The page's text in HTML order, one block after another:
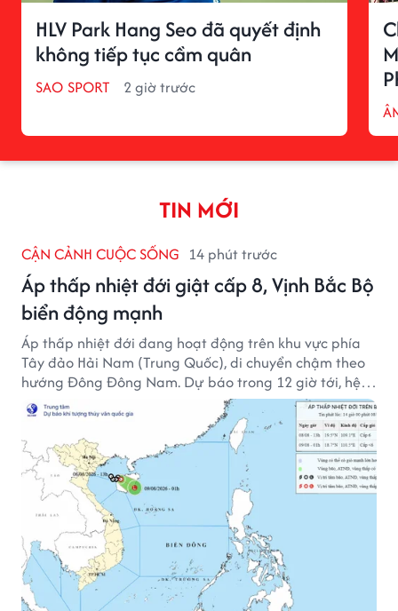
HLV Park Hang Seo đã quyết định
không tiếp tục cầm quân
SAO SPORT 2 giờ trước
TIN MỚI
CẬN CẢNH CUỘC SỐNG 14 phút trước
Áp thấp nhiệt đới giật cấp 8, Vịnh Bắc Bộ
biển động mạnh
Áp thấp nhiệt đới đang hoạt động trên khu vực phía
Tây đảo Hải Nam (Trung Quốc), di chuyển chậm theo
hướng Đông Đông Nam. Dự báo trong 12 giờ tới, hệ
thống này suy yếu dần thành vùng áp thấp.